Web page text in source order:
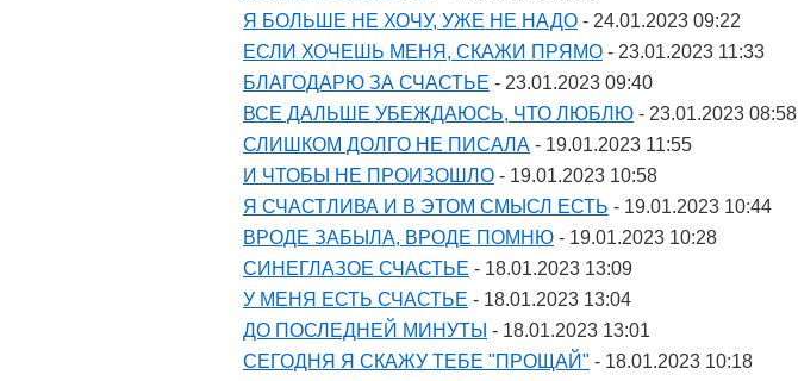
Я БОЛЬШЕ НЕ ХОЧУ, УЖЕ НЕ НАДО - 24.01.2023 09:22
ЕСЛИ ХОЧЕШЬ МЕНЯ, СКАЖИ ПРЯМО - 23.01.2023 11:33
БЛАГОДАРЮ ЗА СЧАСТЬЕ - 23.01.2023 09:40
ВСЕ ДАЛЬШЕ УБЕЖДАЮСЬ, ЧТО ЛЮБЛЮ - 23.01.2023 08:58
СЛИШКОМ ДОЛГО НЕ ПИСАЛА - 19.01.2023 11:55
И ЧТОБЫ НЕ ПРОИЗОШЛО - 19.01.2023 10:58
Я СЧАСТЛИВА И В ЭТОМ СМЫСЛ ЕСТЬ - 19.01.2023 10:44
ВРОДЕ ЗАБЫЛА, ВРОДЕ ПОМНЮ - 19.01.2023 10:28
СИНЕГЛАЗОЕ СЧАСТЬЕ - 18.01.2023 13:09
У МЕНЯ ЕСТЬ СЧАСТЬЕ - 18.01.2023 13:04
ДО ПОСЛЕДНЕЙ МИНУТЫ - 18.01.2023 13:01
СЕГОДНЯ Я СКАЖУ ТЕБЕ "ПРОЩАЙ" - 18.01.2023 10:18